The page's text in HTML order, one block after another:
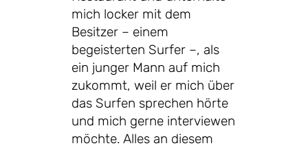
mich locker mit dem
Besitzer – einem
begeisterten Surfer –, als
ein junger Mann auf mich
zukommt, weil er mich über
das Surfen sprechen hörte
und mich gerne interviewen
möchte. Alles an diesem